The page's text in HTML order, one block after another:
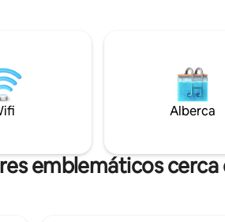
sea único y romántico. Cerca
"Porta Pila", Porta Palazzo,
grande de Europa.
de
por
metros
Alberca
emblemáticos